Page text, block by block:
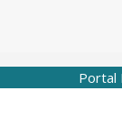
Portal